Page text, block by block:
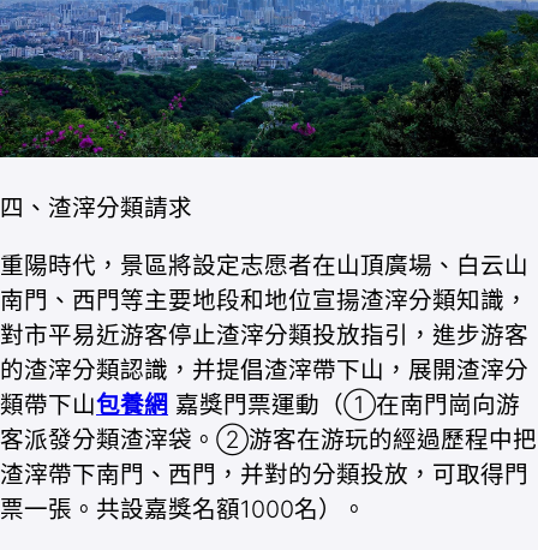
四、渣滓分類請求
重陽時代，景區將設定志愿者在山頂廣場、白云山
南門、西門等主要地段和地位宣揚渣滓分類知識，
對市平易近游客停止渣滓分類投放指引，進步游客
的渣滓分類認識，并提倡渣滓帶下山，展開渣滓分
類帶下山包養網 嘉獎門票運動（①在南門崗向游
客派發分類渣滓袋。②游客在游玩的經過歷程中把
渣滓帶下南門、西門，并對的分類投放，可取得門
票一張。共設嘉獎名額1000名）。